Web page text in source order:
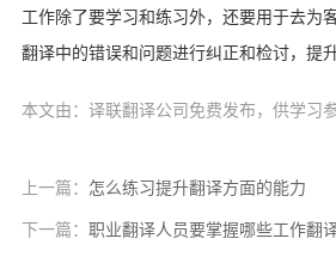
工作除了要学习和练习外，还要用于去为
翻译中的错误和问题进行纠正和检讨，提
本文由：译联翻译公司免费发布，供学习
上一篇： 怎么练习提升翻译方面的能力
下一篇： 职业翻译人员要掌握哪些工作翻